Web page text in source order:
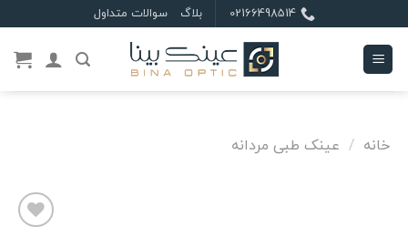
to
content
02166498514 بلاگ سوالات متداول
خانه / عینک طبی مردانه